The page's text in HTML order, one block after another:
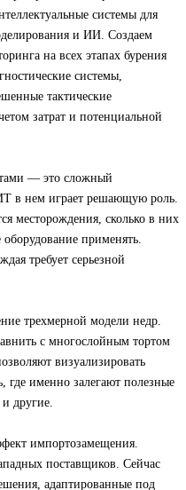
системы для
и ИИ. Создаем
на всех этапах бурения
системы,
тактические
затрат и потенциальной
— это сложный
в нем играет решающую роль.
месторождения, сколько в них
оборудование применять.
требует серьезной
трехмерной модели недр.
с многослойным тортом
визуализировать
где именно залегают полезные
другие.
импортозамещения.
поставщиков. Сейчас
адаптированные под